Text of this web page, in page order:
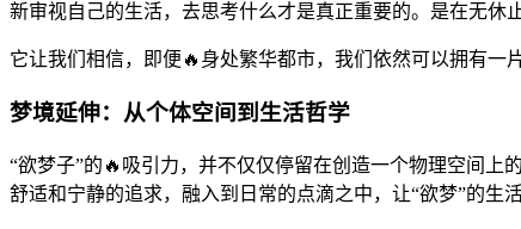
新审视自己的生活，去思考什么才是真正重要的。是在无休
它让我们相信，即便🔥身处繁华都市，我们依然可以拥有一
梦境延伸：从个体空间到生活哲学
“欲梦子”的🔥吸引力，并不仅仅停留在创造一个物理空间上
舒适和宁静的追求，融入到日常的点滴之中，让“欲梦”的生